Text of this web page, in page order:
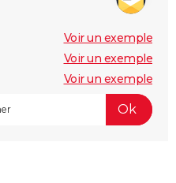
Voir un exemple
Voir un exemple
Voir un exemple